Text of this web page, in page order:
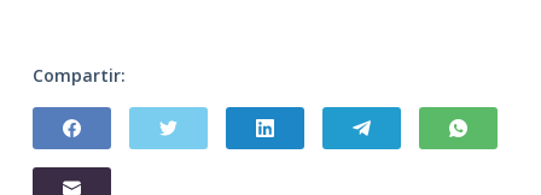
Compartir: